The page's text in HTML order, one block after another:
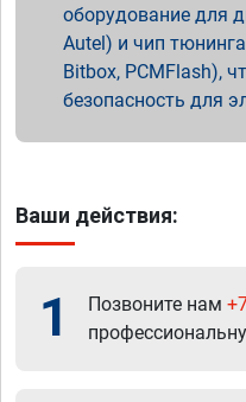
оборудование для
Autel) и чип
Bitbox, PCMFlash),
безопасность для
Ваши действия:
1 Позвоните нам